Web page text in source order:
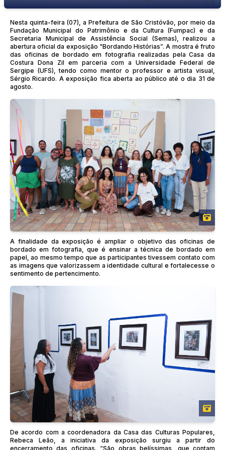
Nesta quinta-feira (07), a Prefeitura de São Cristóvão, por meio da
Fundação Municipal do Patrimônio e da Cultura (Fumpac) e da
Secretaria Municipal de Assistência Social (Semas), realizou a
abertura oficial da exposição "Bordando Histórias”. A mostra é fruto
das oficinas de bordado em fotografia realizadas pela Casa da
Costura Dona Zil em parceria com a Universidade Federal de
Sergipe (UFS), tendo como mentor o professor e artista visual,
Sérgio Ricardo. A exposição fica aberta ao público até o dia 31 de
agosto.
A finalidade da exposição é ampliar o objetivo das oficinas de
bordado em fotografia, que é ensinar a técnica de bordado em
papel, ao mesmo tempo que as participantes tivessem contato com
as imagens que valorizassem a identidade cultural e fortalecesse o
sentimento de pertencimento.
De acordo com a coordenadora da Casa das Culturas Populares,
Rebeca Leão, a iniciativa da exposição surgiu a partir do
encerramento das oficinas. “São obras belíssimas, que contam